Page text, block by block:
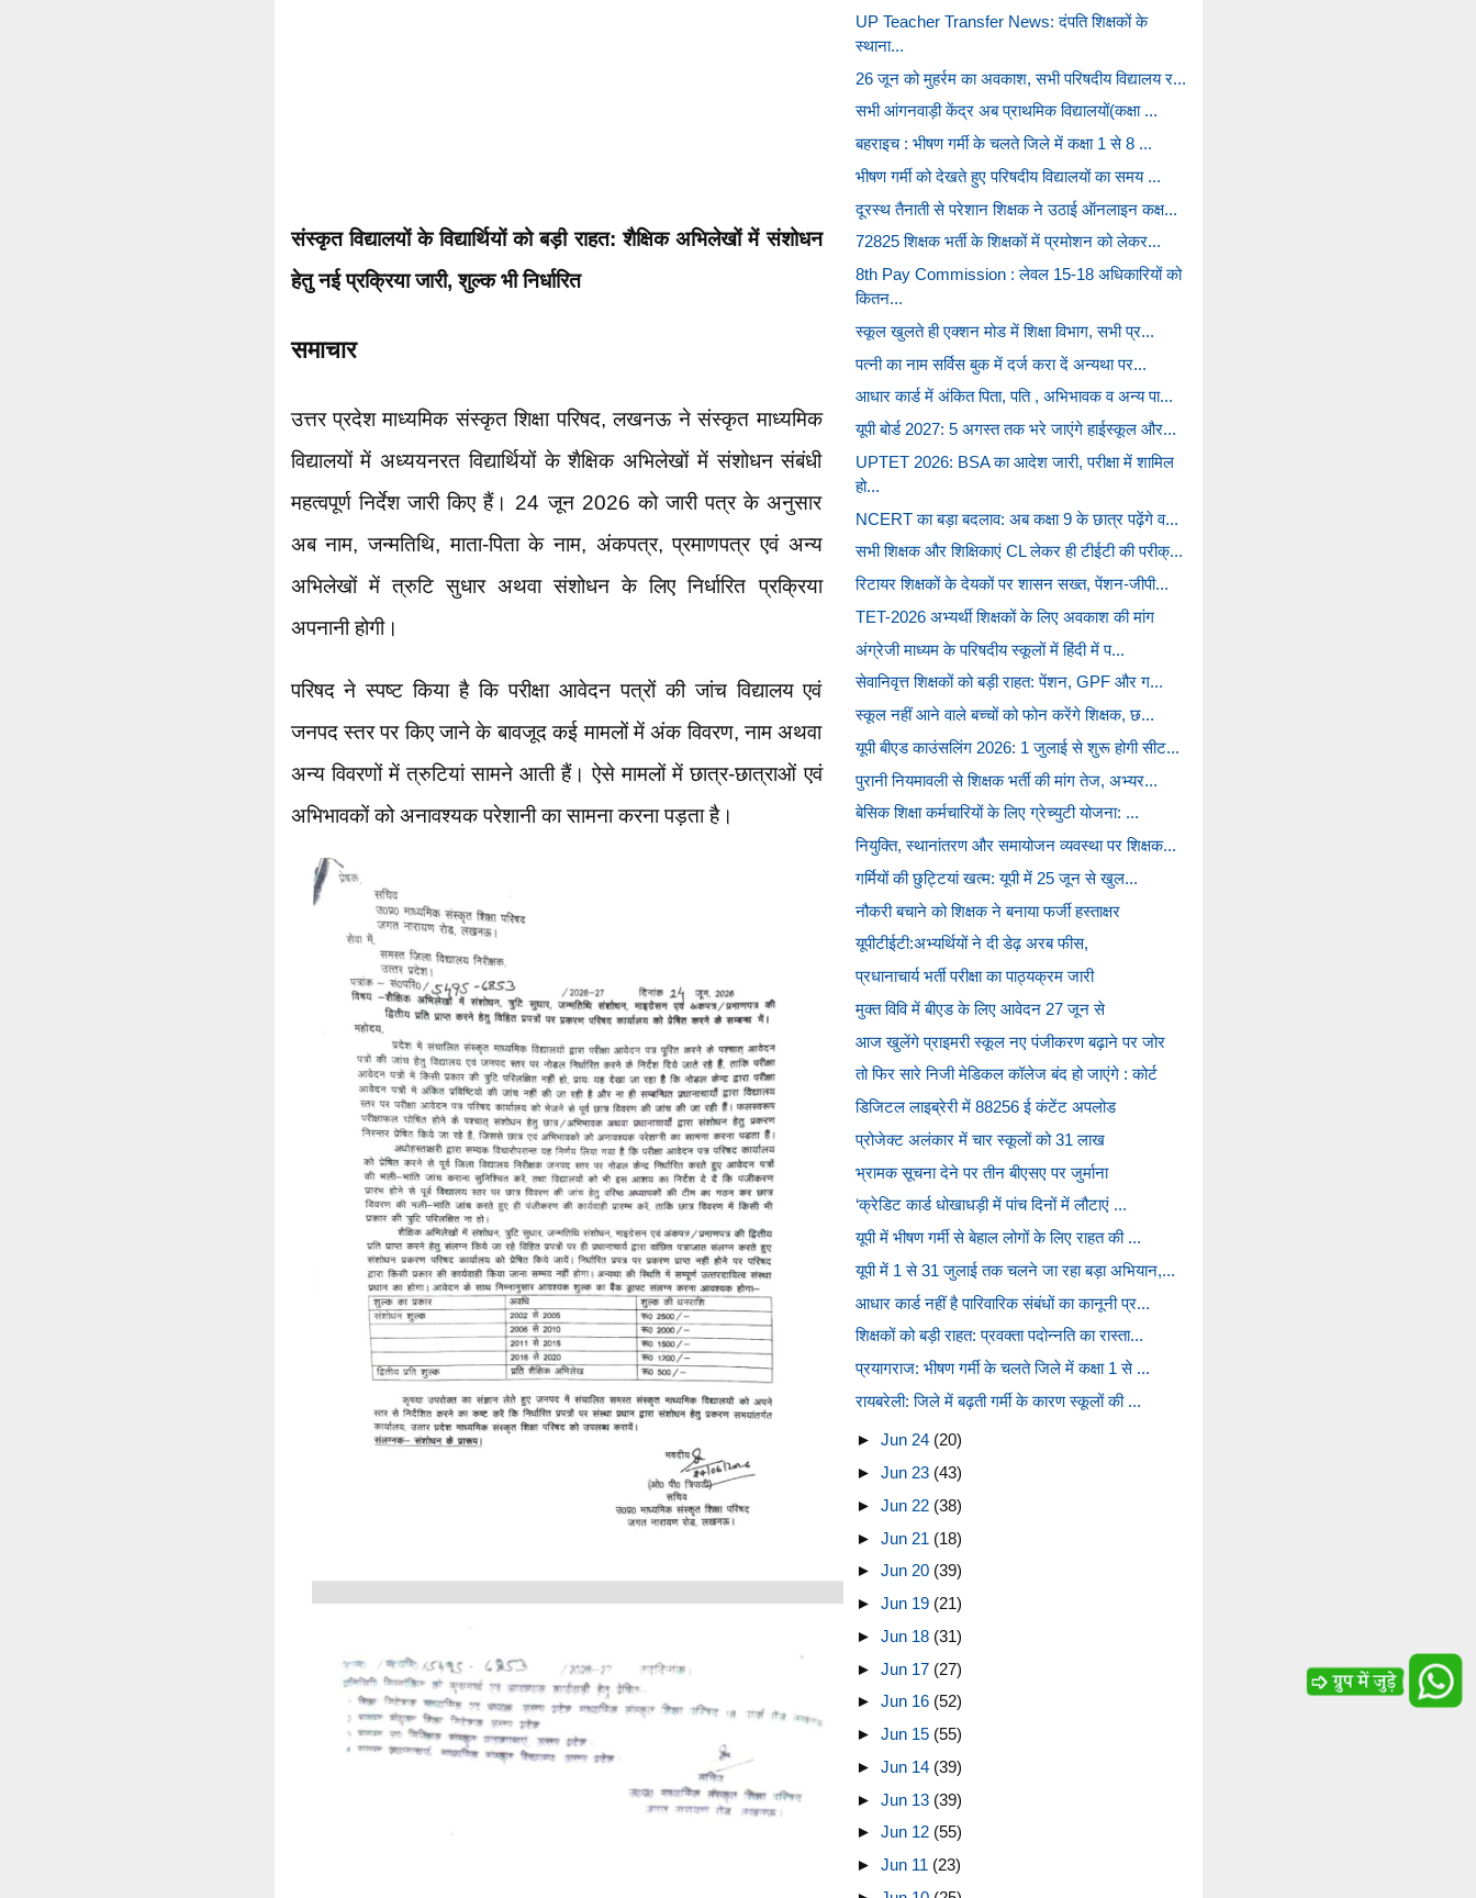
संस्कृत विद्यालयों के विद्यार्थियों को बड़ी राहत: शैक्षिक अभिलेखों में संशोधन
हेतु नई प्रक्रिया जारी, शुल्क भी निर्धारित
समाचार
उत्तर प्रदेश माध्यमिक संस्कृत शिक्षा परिषद, लखनऊ ने संस्कृत माध्यमिक
विद्यालयों में अध्ययनरत विद्यार्थियों के शैक्षिक अभिलेखों में संशोधन संबंधी
महत्वपूर्ण निर्देश जारी किए हैं। 24 जून 2026 को जारी पत्र के अनुसार
अब नाम, जन्मतिथि, माता-पिता के नाम, अंकपत्र, प्रमाणपत्र एवं अन्य
अभिलेखों में त्रुटि सुधार अथवा संशोधन के लिए निर्धारित प्रक्रिया
अपनानी होगी।
परिषद ने स्पष्ट किया है कि परीक्षा आवेदन पत्रों की जांच विद्यालय एवं
जनपद स्तर पर किए जाने के बावजूद कई मामलों में अंक विवरण, नाम अथवा
अन्य विवरणों में त्रुटियां सामने आती हैं। ऐसे मामलों में छात्र-छात्राओं एवं
अभिभावकों को अनावश्यक परेशानी का सामना करना पड़ता है।
UP Teacher Transfer News: दंपति शिक्षकों के
स्थाना...
26 जून को मुहर्रम का अवकाश, सभी परिषदीय विद्यालय र...
सभी आंगनवाड़ी केंद्र अब प्राथमिक विद्यालयों(कक्षा ...
बहराइच : भीषण गर्मी के चलते जिले में कक्षा 1 से 8 ...
भीषण गर्मी को देखते हुए परिषदीय विद्यालयों का समय ...
दूरस्थ तैनाती से परेशान शिक्षक ने उठाई ऑनलाइन कक्ष...
72825 शिक्षक भर्ती के शिक्षकों में प्रमोशन को लेकर...
8th Pay Commission : लेवल 15-18 अधिकारियों को
कितन...
स्कूल खुलते ही एक्शन मोड में शिक्षा विभाग, सभी प्र...
पत्नी का नाम सर्विस बुक में दर्ज करा दें अन्यथा पर...
आधार कार्ड में अंकित पिता, पति , अभिभावक व अन्य पा...
यूपी बोर्ड 2027: 5 अगस्त तक भरे जाएंगे हाईस्कूल और...
UPTET 2026: BSA का आदेश जारी, परीक्षा में शामिल
हो...
NCERT का बड़ा बदलाव: अब कक्षा 9 के छात्र पढ़ेंगे व...
सभी शिक्षक और शिक्षिकाएं CL लेकर ही टीईटी की परीक्...
रिटायर शिक्षकों के देयकों पर शासन सख्त, पेंशन-जीपी...
TET-2026 अभ्यर्थी शिक्षकों के लिए अवकाश की मांग
अंग्रेजी माध्यम के परिषदीय स्कूलों में हिंदी में प...
सेवानिवृत्त शिक्षकों को बड़ी राहत: पेंशन, GPF और ग...
स्कूल नहीं आने वाले बच्चों को फोन करेंगे शिक्षक, छ...
यूपी बीएड काउंसलिंग 2026: 1 जुलाई से शुरू होगी सीट...
पुरानी नियमावली से शिक्षक भर्ती की मांग तेज, अभ्यर...
बेसिक शिक्षा कर्मचारियों के लिए ग्रेच्युटी योजना: ...
नियुक्ति, स्थानांतरण और समायोजन व्यवस्था पर शिक्षक...
गर्मियों की छुट्टियां खत्म: यूपी में 25 जून से खुल...
नौकरी बचाने को शिक्षक ने बनाया फर्जी हस्ताक्षर
यूपीटीईटी:अभ्यर्थियों ने दी डेढ़ अरब फीस,
प्रधानाचार्य भर्ती परीक्षा का पाठ्यक्रम जारी
मुक्त विवि में बीएड के लिए आवेदन 27 जून से
आज खुलेंगे प्राइमरी स्कूल नए पंजीकरण बढ़ाने पर जोर
तो फिर सारे निजी मेडिकल कॉलेज बंद हो जाएंगे : कोर्ट
डिजिटल लाइब्रेरी में 88256 ई कंटेंट अपलोड
प्रोजेक्ट अलंकार में चार स्कूलों को 31 लाख
भ्रामक सूचना देने पर तीन बीएसए पर जुर्माना
‘क्रेडिट कार्ड धोखाधड़ी में पांच दिनों में लौटाएं ...
यूपी में भीषण गर्मी से बेहाल लोगों के लिए राहत की ...
यूपी में 1 से 31 जुलाई तक चलने जा रहा बड़ा अभियान,...
आधार कार्ड नहीं है पारिवारिक संबंधों का कानूनी प्र...
शिक्षकों को बड़ी राहत: प्रवक्ता पदोन्नति का रास्ता...
प्रयागराज: भीषण गर्मी के चलते जिले में कक्षा 1 से ...
रायबरेली: जिले में बढ़ती गर्मी के कारण स्कूलों की ...
► Jun 24 (20)
► Jun 23 (43)
► Jun 22 (38)
► Jun 21 (18)
► Jun 20 (39)
► Jun 19 (21)
► Jun 18 (31)
► Jun 17 (27)
► Jun 16 (52)
► Jun 15 (55)
► Jun 14 (39)
► Jun 13 (39)
► Jun 12 (55)
► Jun 11 (23)